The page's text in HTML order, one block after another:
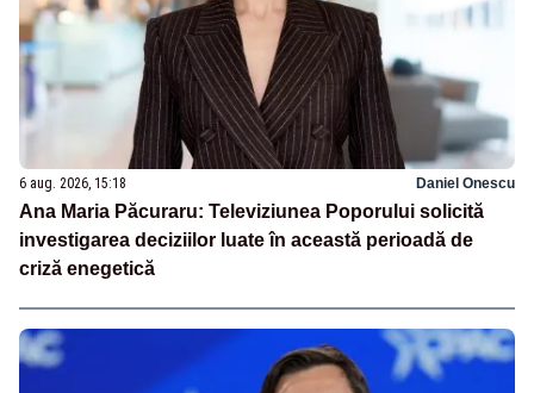
6 aug. 2026, 15:18 Daniel Onescu
Ana Maria Păcuraru: Televiziunea Poporului solicită
investigarea deciziilor luate în această perioadă de
criză enegetică